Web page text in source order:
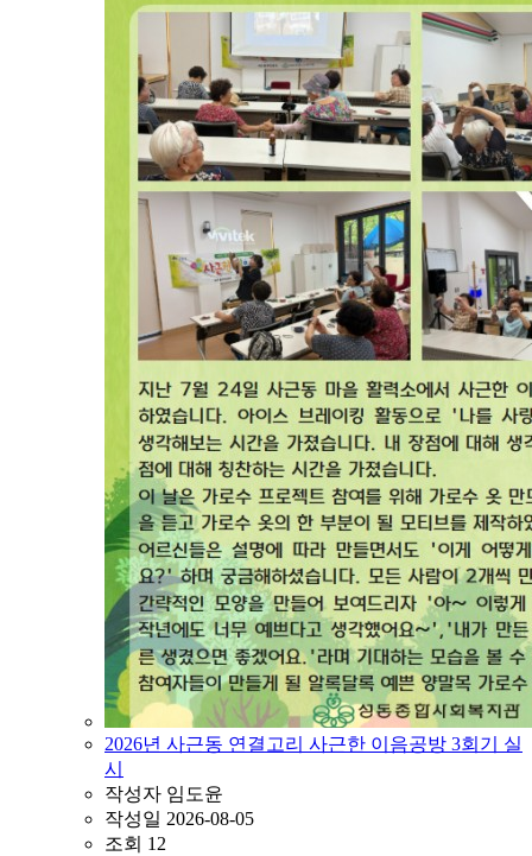
2026년 사근동 연결고리 사근한 이음공방 3회기 실
시
작성자 임도윤
작성일 2026-08-05
조회 12